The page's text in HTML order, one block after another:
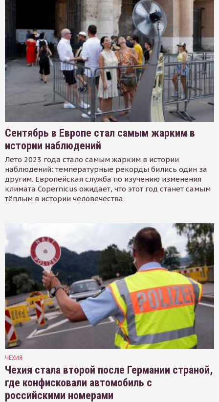
Сентябрь в Европе стал самым жарким в
истории наблюдений
Лето 2023 года стало самым жарким в истории
наблюдений: температурные рекорды бились один за
другим. Европейская служба по изучению изменения
климата Copernicus ожидает, что этот год станет самым
тёплым в истории человечества
ЧЕХИЯ
Чехия стала второй после Германии страной,
где конфисковали автомобиль с
российскими номерами